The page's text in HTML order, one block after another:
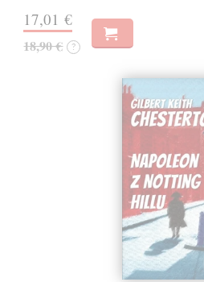
17,01 €
18,90 € ?